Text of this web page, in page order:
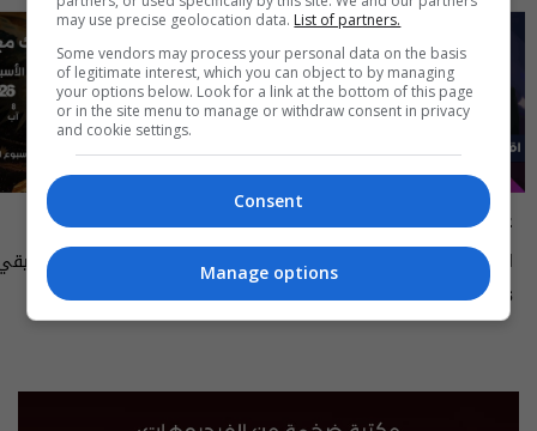
علناً
اقتصاد العراق في عين العاصفة- علناً
م٥ - الحلقة ٨ | الموسم ٥15:30 | 2026-08-06
أسرار الفلك
13:00 | 2026-08-06
may use precise geolocation data. List of partners.
Some vendors may process your personal data on the basis
of legitimate interest, which you can object to by managing
your options below. Look for a link at the bottom of this page
or in the site menu to manage or withdraw consent in privacy
and cookie settings.
Consent
Manage options